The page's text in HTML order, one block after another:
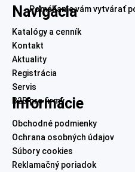
Pomáhame vám vytvárať
Navigácia
Katalógy a cenník
Kontakt
Aktuality
Registrácia
Servis
B2B pre firmy
Informácie
Obchodné podmienky
Ochrana osobných údajov
Súbory cookies
Reklamačný poriadok